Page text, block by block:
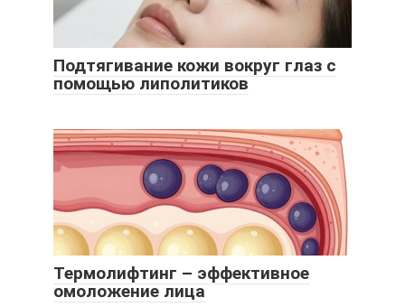
Подтягивание кожи вокруг глаз с
помощью липолитиков
Термолифтинг – эффективное
омоложение лица